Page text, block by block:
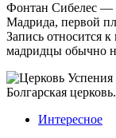
Фонтан Сибелес —
Мадрида, первой
Запись относится
мадридцы обычно
Интересное